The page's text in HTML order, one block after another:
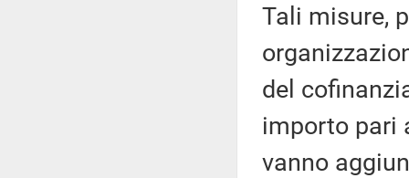
Tali misure,
del
importo pari
vanno